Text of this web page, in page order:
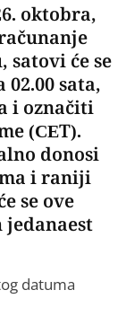
oktobra,
satovi će se
sata,
i označiti
(CET).
donosi
i raniјi
se ove
datuma